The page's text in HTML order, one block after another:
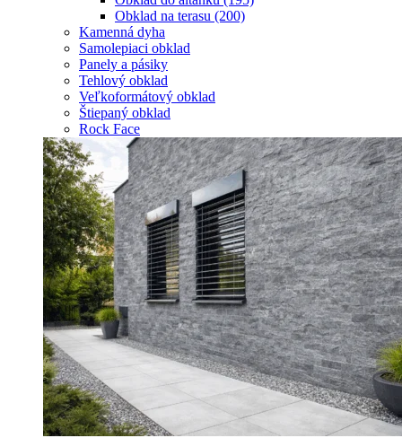
Obklad na terasu (200)
Kamenná dyha
Samolepiaci obklad
Panely a pásiky
Tehlový obklad
Veľkoformátový obklad
Štiepaný obklad
Rock Face